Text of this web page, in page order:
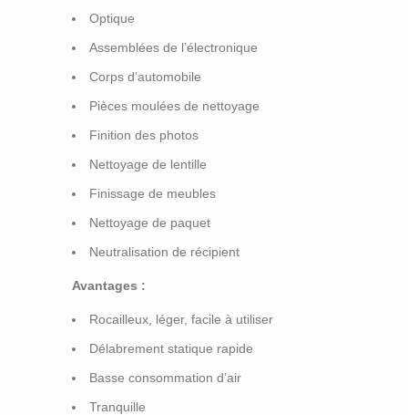
Optique
Assemblées de l’électronique
Corps d’automobile
Pièces moulées de nettoyage
Finition des photos
Nettoyage de lentille
Finissage de meubles
Nettoyage de paquet
Neutralisation de récipient
Avantages :
Rocailleux, léger, facile à utiliser
Délabrement statique rapide
Basse consommation d’air
Tranquille